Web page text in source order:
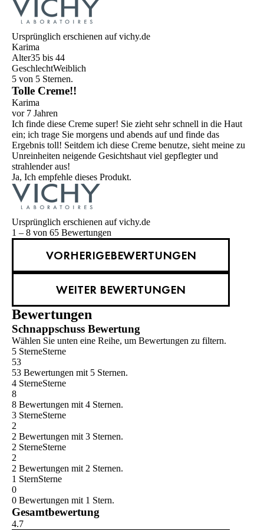
Ursprünglich erschienen auf vichy.de
Karima
Alter35 bis 44
GeschlechtWeiblich
5 von 5 Sternen.
Tolle Creme!!
Karima
vor 7 Jahren
Ich finde diese Creme super! Sie zieht sehr schnell in die Haut
ein; ich trage Sie morgens und abends auf und finde das
Ergebnis toll! Seitdem ich diese Creme benutze, sieht meine zu
Unreinheiten neigende Gesichtshaut viel gepflegter und
strahlender aus!
Ja, Ich empfehle dieses Produkt.
Ursprünglich erschienen auf vichy.de
1 – 8 von 65 Bewertungen
VORHERIGEBEWERTUNGEN
WEITER BEWERTUNGEN
Bewertungen
Schnappschuss Bewertung
Wählen Sie unten eine Reihe, um Bewertungen zu filtern.
5 SterneSterne
53
53 Bewertungen mit 5 Sternen.
4 SterneSterne
8
8 Bewertungen mit 4 Sternen.
3 SterneSterne
2
2 Bewertungen mit 3 Sternen.
2 SterneSterne
2
2 Bewertungen mit 2 Sternen.
1 SternSterne
0
0 Bewertungen mit 1 Stern.
Gesamtbewertung
4.7